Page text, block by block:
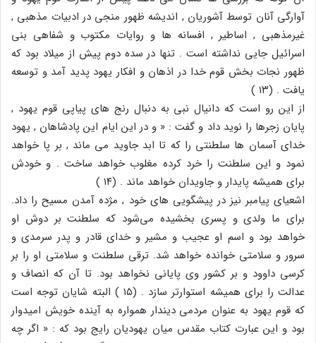
آوارگی آنان توسط آشوریان , اندیشه ظهور منجی در ادبیات مذهبی ,
غیرمذهبی , اساطیر , افسانه ها و روایات مکتوب و شفاهی بنی
اسرائیل جایی نداشته است . تنها در سده دوم پیش از میلاد بود که
ظهور نجات بخش قوم خدا در اذهان و افکار یهود پدید آمد و توسعه
یافت . (۱۳ )
از این رو است که دانیال نبی به دنبال رنج های پیاپی قوم یهود ,
پایان زجرها را نوید داد و گفت : « و در این ایام این پادشاهان , یهود
خدای آسمان ها سلطنتی را که تا ابد جاوید می ماند , بر پا خواهد
نمود و این سلطنت را خرد کرده مغلوب خواهد ساخت . و خودش
برای همیشه پایدار و جاویدان خواهد ماند . (۱۴ )
اشعیای پیامبر نیز در پیشگویی های خود , مژده آمدن مسیح را داد.
برای ما ولدی و پسری بخشیده می‌شود که سلطنت بر دوش او
خواهد بود و اسم او عجیب و مشیر و خدای قادر و پدر سرمدی و
سرور و سلامتی خوانده خواهد شد. ترقی سلطنت و سلامتی او را بر
کرسی داوود و بر کشور وی پایانی نخواهد بود. تا آن که انصاف و
عدالت را برای همیشه استوارتر سازد . (۱۵ ) البته شایان توجه است
که قوم یهود به عنوان مردمی دیندار همواره به آینده خویش امیدوار
بود و این عبارت کتاب مقدس میان یهودیان رایج بود که : « اگر چه